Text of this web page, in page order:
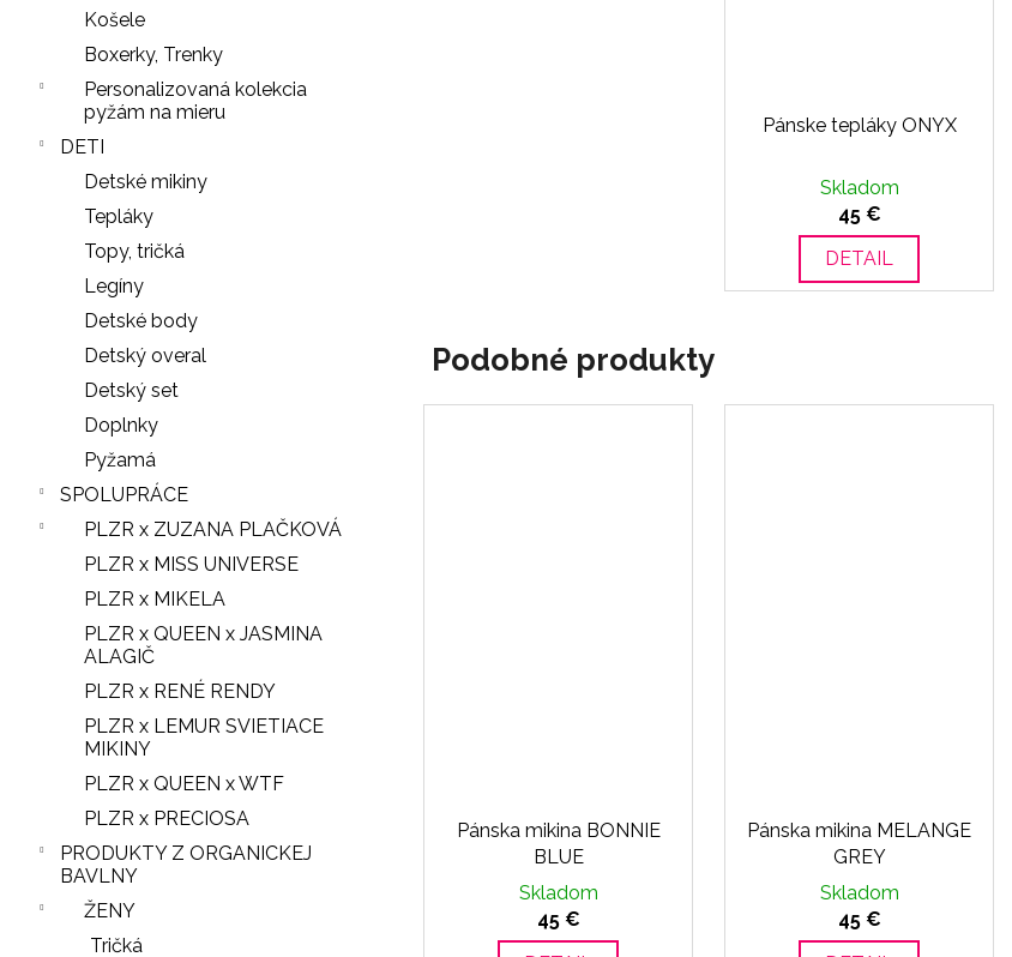
Košele
Boxerky, Trenky
Personalizovaná kolekcia
pyžám na mieru
DETI
Detské mikiny
Tepláky
Topy, tričká
Legíny
Detské body
Detský overal
Detský set
Doplnky
Pyžamá
SPOLUPRÁCE
PLZR x ZUZANA PLAČKOVÁ
PLZR x MISS UNIVERSE
PLZR x MIKELA
PLZR x QUEEN x JASMINA
ALAGIČ
PLZR x RENÉ RENDY
PLZR x LEMUR SVIETIACE
MIKINY
PLZR x QUEEN x WTF
PLZR x PRECIOSA
PRODUKTY Z ORGANICKEJ
BAVLNY
ŽENY
Tričká
Pánske tepláky ONYX
Skladom
45 €
DETAIL
Podobné produkty
Pánska mikina BONNIE
BLUE
Skladom
45 €
Pánska mikina MELANGE
GREY
Skladom
45 €